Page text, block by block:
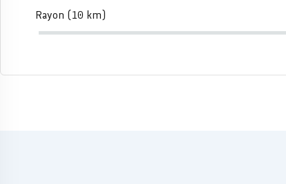
Rayon (10 km)